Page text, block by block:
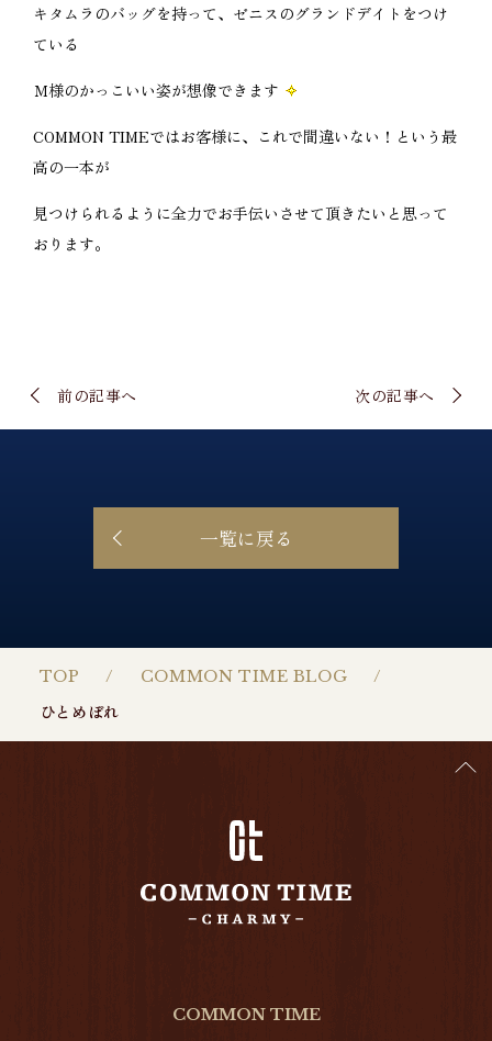
TOP
COMMON TIME BLOG
ひとめぼれ
キタムラのバッグを持って、ゼニスのグランドデイトをつけ
ている
Ｍ様のかっこいい姿が想像できます
COMMON TIMEではお客様に、これで間違いない！という最
高の一本が
見つけられるように全力でお手伝いさせて頂きたいと思って
おります。
前の記事へ 次の記事へ
一覧に戻る
COMMON TIME